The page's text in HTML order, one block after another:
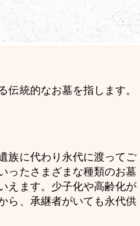
統的なお墓を指します。
族に代わり永代に渡ってご
ったさまざまな種類のお墓
えます。少子化や高齢化が
ら、承継者がいても永代供